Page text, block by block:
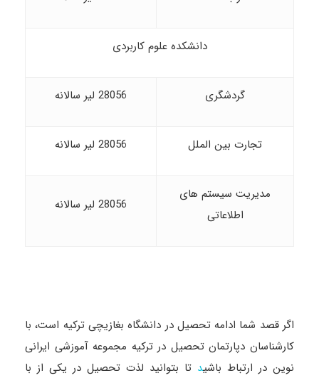
دانشکده علوم کاربردی
گردشگری 28056 لیر سالانه
تجارت بین الملل 28056 لیر سالانه
مدیریت سیستم های
اطلاعاتی
28056 لیر سالانه
اگر قصد شما ادامه تحصیل در دانشگاه بغازیچی ترکیه است، با
کارشناسان دپارتمان تحصیل در ترکیه مجموعه آموزشی ایرانی
نوین در ارتباط باشید تا بتوانید لذت تحصیل در یکی از با